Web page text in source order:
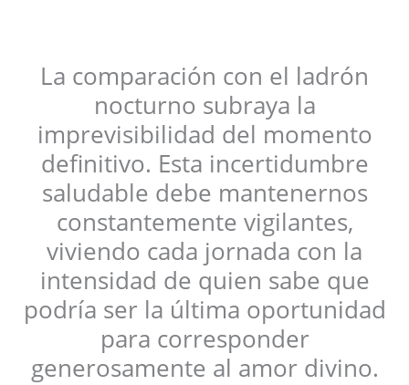
La comparación con el ladrón
nocturno subraya la
imprevisibilidad del momento
definitivo. Esta incertidumbre
saludable debe mantenernos
constantemente vigilantes,
viviendo cada jornada con la
intensidad de quien sabe que
podría ser la última oportunidad
para corresponder
generosamente al amor divino.